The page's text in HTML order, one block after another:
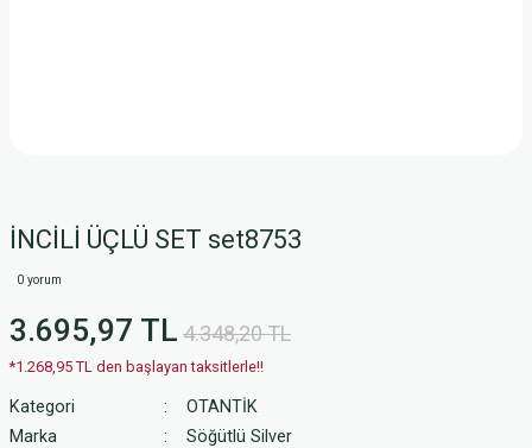
İNCİLİ ÜÇLÜ SET set8753
0 yorum
3.695,97 TL 4.348,20 TL
*1.268,95 TL den başlayan taksitlerle!!
Kategori
OTANTİK
Marka
Söğütlü Silver